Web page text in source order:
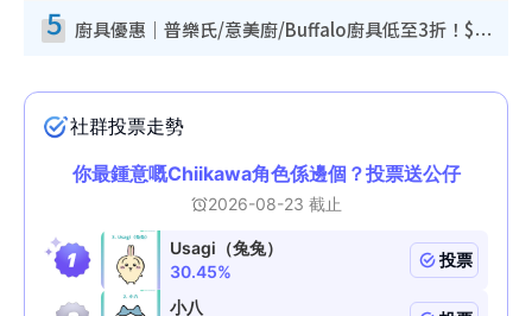
5 廚具優惠｜普樂氏/意美廚/Buffalo廚具低至3折！$89起買煎鍋／炒鑊／個人鍋 同場小家電激減至$99起